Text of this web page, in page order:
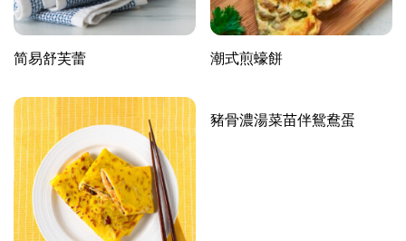
简易舒芙蕾 潮式煎蠔餅
豬骨濃湯菜苗伴鴛鴦蛋